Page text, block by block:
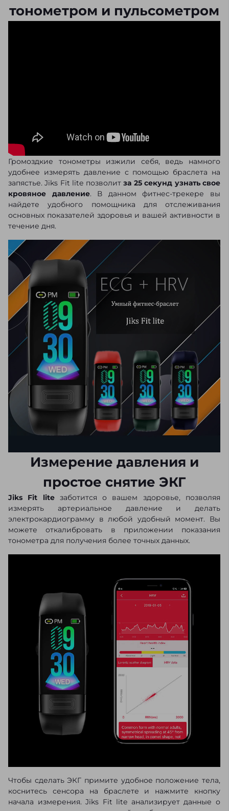
тонометром и пульсометром
Громоздкие тонометры изжили себя, ведь намного
удобнее измерять давление с помощью браслета на
запястье. Jiks Fit lite позволитза 25 секунд узнать свое
кровяное давление. В данном фитнес-трекере вы
найдете удобного помощника для отслеживания
основных показателей здоровья и вашей активности в
течение дня.
Измерение давления и
простое снятие ЭКГ
Jiks Fit liteзаботится о вашем здоровье, позволяя
измерять артериальное давление и делать
электрокардиограмму в любой удобный момент. Вы
можете откалибровать в приложении показания
тонометра для получения более точных данных.
Чтобы сделать ЭКГ примите удобное положение тела,
коснитесь сенсора на браслете и нажмите кнопку
начала измерения. Jiks Fit lite анализирует данные о